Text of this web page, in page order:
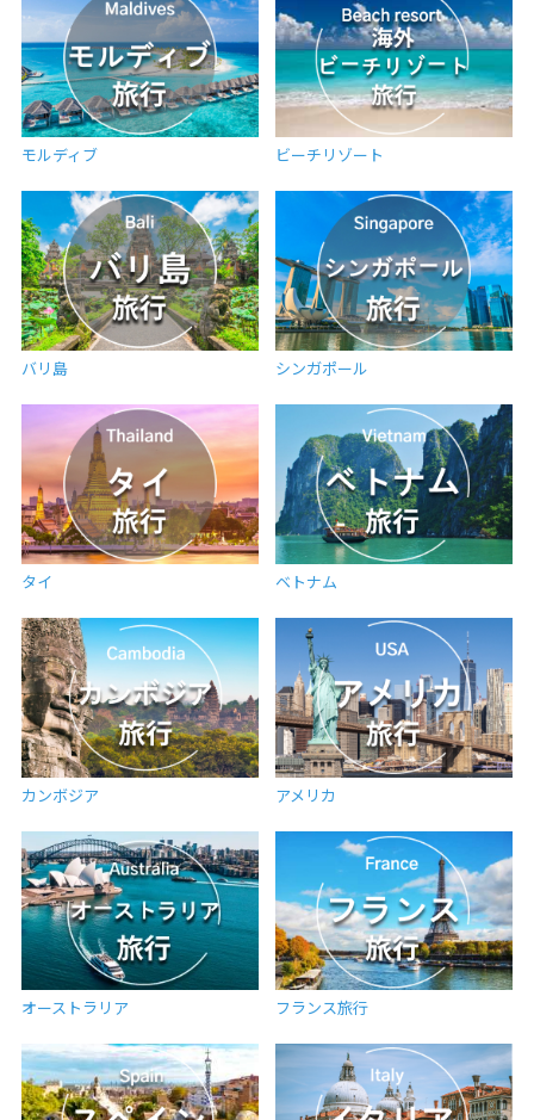
モルディブ ビーチリゾート
バリ島 シンガポール
タイ ベトナム
カンボジア アメリカ
オーストラリア フランス旅行